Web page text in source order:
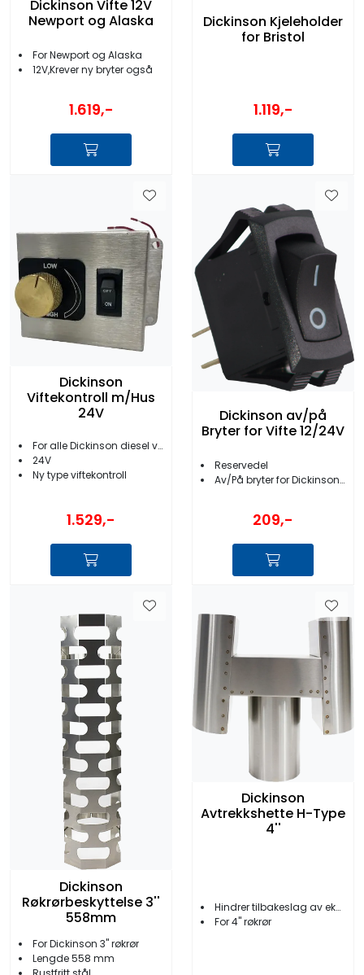
Dickinson Vifte 12V
Newport og Alaska
For Newport og Alaska
12V,Krever ny bryter også
1.619,-
Dickinson Kjeleholder
for Bristol
1.119,-
Dickinson
Viftekontroll m/Hus
24V
For alle Dickinson diesel varmere
24V
Ny type viftekontroll
1.529,-
Dickinson av/på
Bryter for Vifte 12/24V
Reservedel
Av/På bryter for Dickinson vifte
209,-
Dickinson
Røkrørbeskyttelse 3''
558mm
For Dickinson 3'' røkrør
Lengde 558 mm
Dickinson
Avtrekkshette H-Type
4''
Hindrer tilbakeslag av eksos
For 4'' røkrør